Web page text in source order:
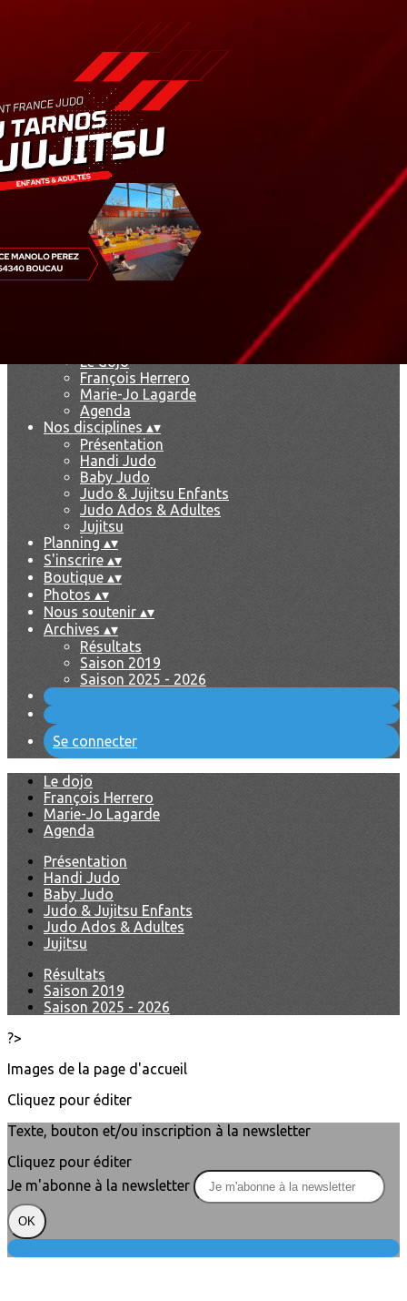
Exporter toutes les colonnes
Exporter uniquement les colonnes affichées
>
Résultats
Saison 2019
Saison 2025 - 2026
Ajoutez un logo, un bouton, des réseaux sociaux
Cliquez pour éditer
Le dojo
François Herrero
Marie-Jo Lagarde
Agenda
Nos disciplines ▴▾
Présentation
Handi Judo
Baby Judo
Judo & Jujitsu Enfants
Judo Ados & Adultes
Jujitsu
Planning ▴▾
S'inscrire ▴▾
Boutique ▴▾
Photos ▴▾
Nous soutenir ▴▾
Archives ▴▾
Résultats
Saison 2019
Saison 2025 - 2026
Se connecter
Le dojo
François Herrero
Marie-Jo Lagarde
Agenda
Présentation
Handi Judo
Baby Judo
Judo & Jujitsu Enfants
Judo Ados & Adultes
Jujitsu
Résultats
Saison 2019
Saison 2025 - 2026
?>
Images de la page d'accueil
Cliquez pour éditer
Texte, bouton et/ou inscription à la newsletter
Cliquez pour éditer
Je m'abonne à la newsletter
OK